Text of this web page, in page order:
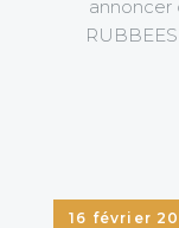
annoncer
16 février